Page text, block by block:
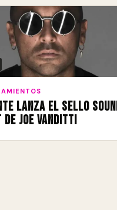
🎪 Eventos🎤 Artistas📍 Locales
lanza el sello
Joe Vanditti